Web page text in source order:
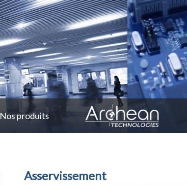
Nos produits
Asservissement